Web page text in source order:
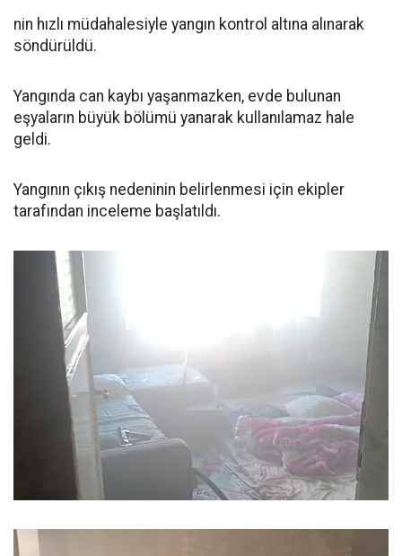
nin hızlı müdahalesiyle yangın kontrol altına alınarak
söndürüldü.
Yangında can kaybı yaşanmazken, evde bulunan
eşyaların büyük bölümü yanarak kullanılamaz hale
geldi.
Yangının çıkış nedeninin belirlenmesi için ekipler
tarafından inceleme başlatıldı.